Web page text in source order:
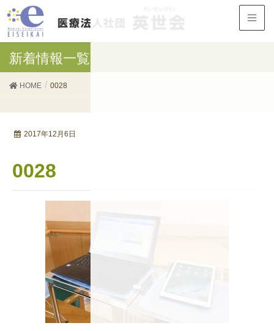
新着情報一覧
HOME 0028
2017年12月6日
0028